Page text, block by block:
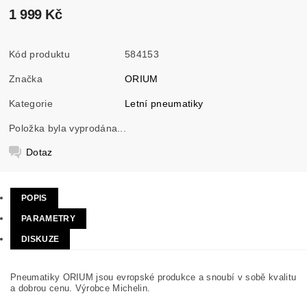
1 999 Kč
Kód produktu 584153
Značka ORIUM
Kategorie Letní pneumatiky
Položka byla vyprodána...
Dotaz
POPIS
PARAMETRY
DISKUZE
Pneumatiky ORIUM jsou evropské produkce a snoubí v sobě kvalitu
a dobrou cenu. Výrobce Michelin.